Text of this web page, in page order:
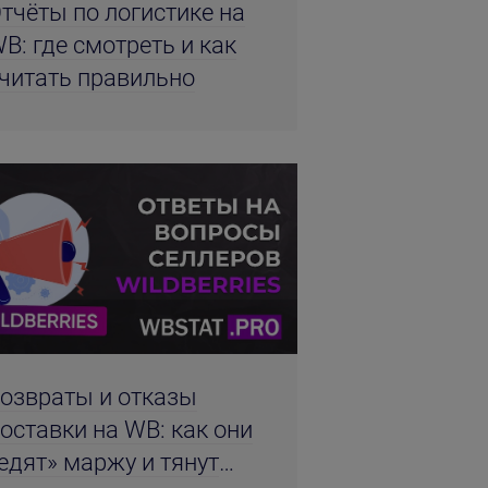
по логистике на
где смотреть и как
правильно
и отказы
на WB: как они
маржу и тянут